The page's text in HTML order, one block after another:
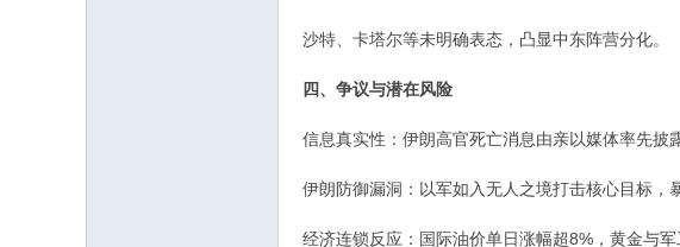
沙特、卡塔尔等未明确表态，凸显中东阵营分化。
四、争议与潜在风险
信息真实性‌：伊朗高官死亡消息由亲以媒体率先披
伊朗防御漏洞‌：以军如入无人之境打击核心目标，
经济连锁反应‌：国际油价单日涨幅超8%，黄金与军